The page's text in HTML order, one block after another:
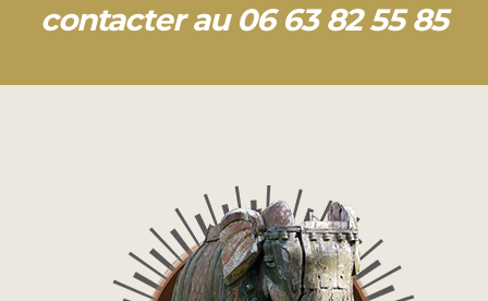
contacter au 06 63 82 55 85